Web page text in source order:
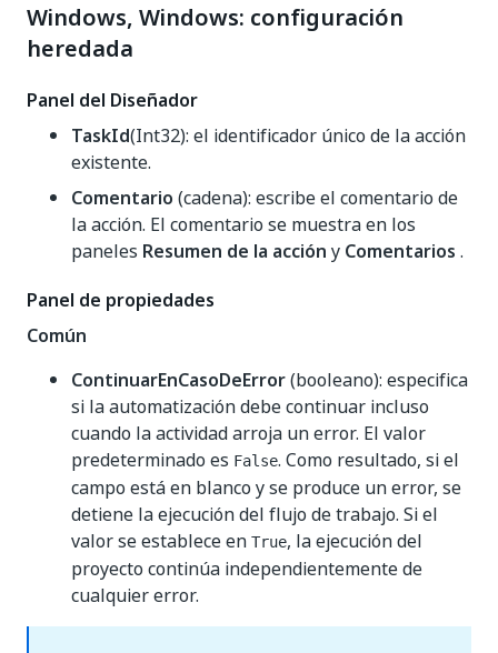
Windows, Windows: configuración
heredada
Panel del Diseñador
TaskId(Int32): el identificador único de la acción
existente.
Comentario (cadena): escribe el comentario de
la acción. El comentario se muestra en los
paneles Resumen de la acción y Comentarios .
Panel de propiedades
Común
ContinuarEnCasoDeError(booleano): especifica
si la automatización debe continuar incluso
cuando la actividad arroja un error. El valor
predeterminado es False. Como resultado, si el
campo está en blanco y se produce un error, se
detiene la ejecución del flujo de trabajo. Si el
valor se establece en True, la ejecución del
proyecto continúa independientemente de
cualquier error.